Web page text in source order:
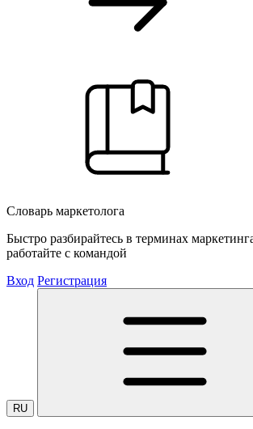
Словарь маркетолога
Быстро разбирайтесь в терминах
работайте с командой
Вход Регистрация
RU